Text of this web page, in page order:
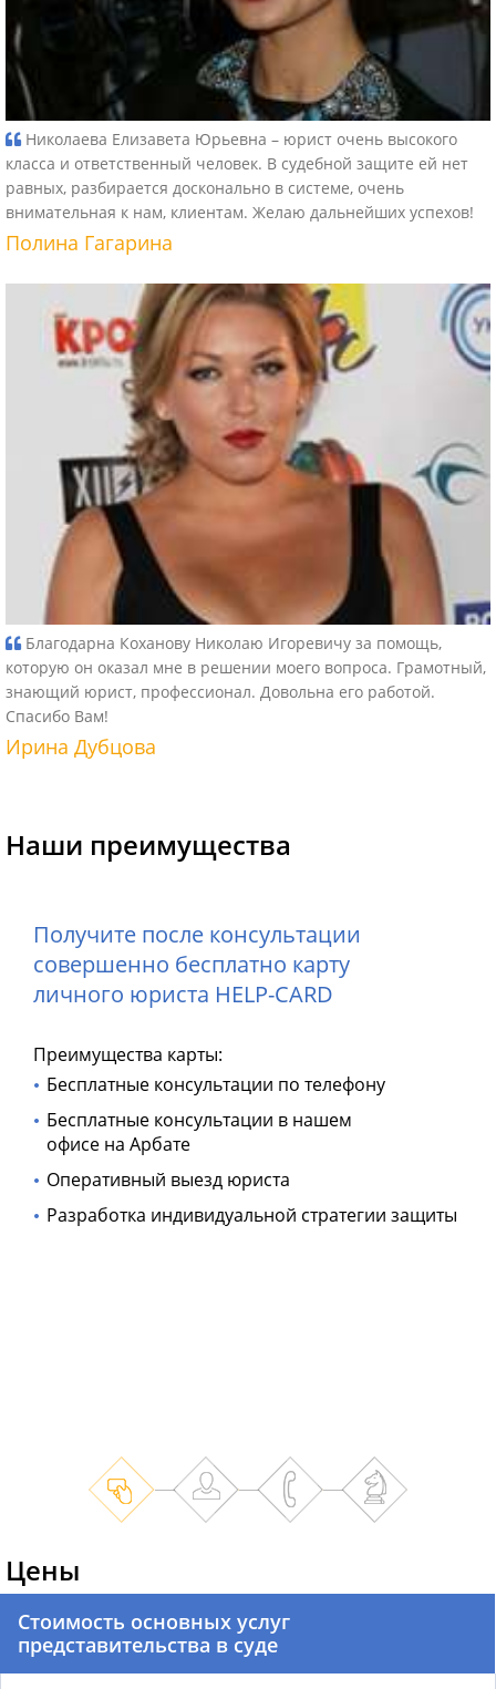
Николаева Елизавета Юрьевна – юрист очень высокого
класса и ответственный человек. В судебной защите ей нет
равных, разбирается досконально в системе, очень
внимательная к нам, клиентам. Желаю дальнейших успехов!
Полина Гагарина
Благодарна Коханову Николаю Игоревичу за помощь,
которую он оказал мне в решении моего вопроса. Грамотный,
знающий юрист, профессионал. Довольна его работой.
Спасибо Вам!
Ирина Дубцова
Наши преимущества
Получите после консультации
совершенно бесплатно карту
личного юриста HELP-CARD
Преимущества карты:
Бесплатные консультации по телефону
Бесплатные консультации в нашем
офисе на Арбате
Оперативный выезд юриста
Разработка индивидуальной стратегии защиты
Цены
Стоимость основных услуг
представительства в суде